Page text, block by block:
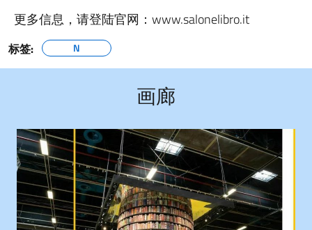
更多信息，请登陆官网：www.salonelibro.it
标签: N
画廊